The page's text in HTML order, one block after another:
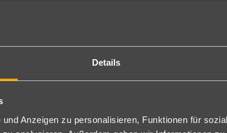
Details
Anzeigen zu personalisieren, Funktionen für
Telefon, Mietsafe, Bad/WC, Föhn und Balkon oder
und möblierter Terrasse (2GD/1GD, nur im Sommer
buchbar.
buchbar unter XRYA19 als Single mit Kind seitl.
Die Einzelzimmer sind Doppelzimmer zur
(DES) oder als Doppelzimmer Garten zur
Superior: Die Doppelzimmer Superior verfügen
Die Familienzimmer bestehen aus zwei